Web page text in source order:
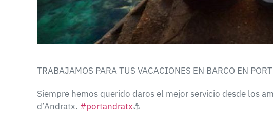
TRABAJAMOS PARA TUS VACACIONES EN BARCO EN
Siempre hemos querido daros el mejor servicio desde los
d’Andratx. #portandratx⚓